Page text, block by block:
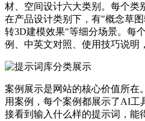
材、空间设计六大类别。每个类
在产品设计类别下，有"概念草
转3D建模效果"等细分场景。每
例、中英文对照、使用技巧说明
案例展示是网站的核心价值所在
用案例，每个案例都展示了AI工
接看到输入什么样的提示词，能